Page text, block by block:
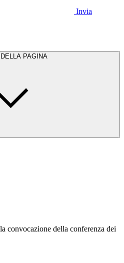
Invia
DELLA PAGINA
convocazione della conferenza dei